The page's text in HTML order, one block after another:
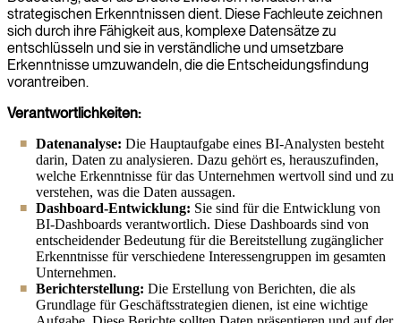
strategischen Erkenntnissen dient. Diese Fachleute zeichnen
sich durch ihre Fähigkeit aus, komplexe Datensätze zu
entschlüsseln und sie in verständliche und umsetzbare
Erkenntnisse umzuwandeln, die die Entscheidungsfindung
vorantreiben.
Verantwortlichkeiten:
Datenanalyse: Die Hauptaufgabe eines BI-Analysten besteht
darin, Daten zu analysieren. Dazu gehört es, herauszufinden,
welche Erkenntnisse für das Unternehmen wertvoll sind und zu
verstehen, was die Daten aussagen.
Dashboard-Entwicklung: Sie sind für die Entwicklung von
BI-Dashboards verantwortlich. Diese Dashboards sind von
entscheidender Bedeutung für die Bereitstellung zugänglicher
Erkenntnisse für verschiedene Interessengruppen im gesamten
Unternehmen.
Berichterstellung: Die Erstellung von Berichten, die als
Grundlage für Geschäftsstrategien dienen, ist eine wichtige